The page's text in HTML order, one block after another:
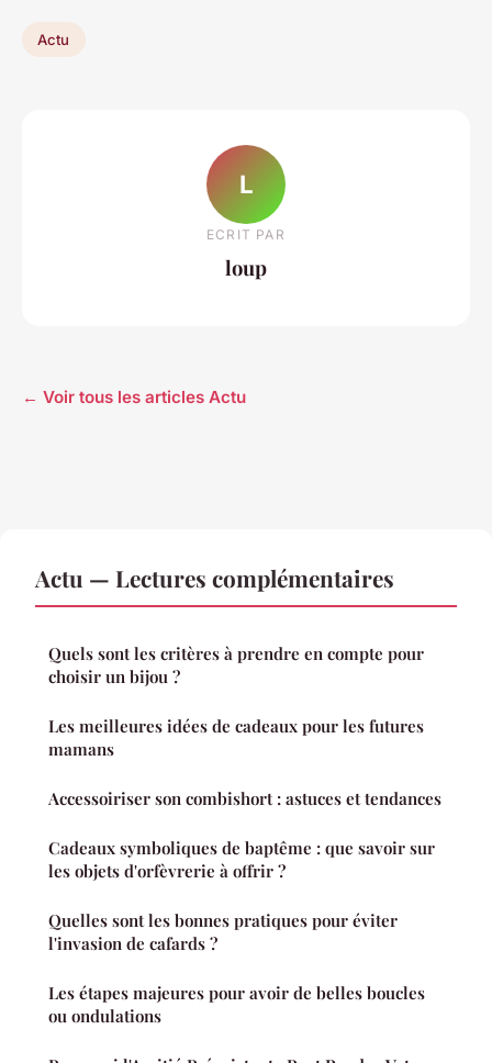
Actu
L
ECRIT PAR
loup
← Voir tous les articles Actu
Actu — Lectures complémentaires
Quels sont les critères à prendre en compte pour
choisir un bijou ?
Les meilleures idées de cadeaux pour les futures
mamans
Accessoiriser son combishort : astuces et tendances
Cadeaux symboliques de baptême : que savoir sur
les objets d'orfèvrerie à offrir ?
Quelles sont les bonnes pratiques pour éviter
l'invasion de cafards ?
Les étapes majeures pour avoir de belles boucles
ou ondulations